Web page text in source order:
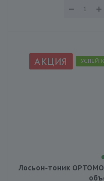
АКЦИЯ УСПЕЙ
Лосьон-тоник